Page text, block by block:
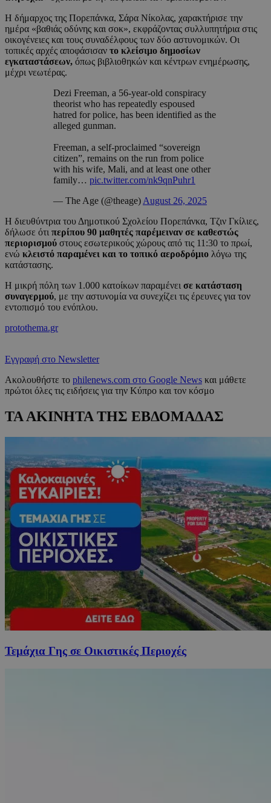
Η δήμαρχος της Πορεπάνκα, Σάρα Νίκολας, χαρακτήρισε την
ημέρα «βαθιάς οδύνης και σοκ», εκφράζοντας συλλυπητήρια στις
οικογένειες και τους συναδέλφους των δύο αστυνομικών. Οι
τοπικές αρχές αποφάσισαν το κλείσιμο δημοσίων
εγκαταστάσεων, όπως βιβλιοθηκών και κέντρων ενημέρωσης,
μέχρι νεωτέρας.
Dezi Freeman, a 56-year-old conspiracy
theorist who has repeatedly espoused
hatred for police, has been identified as the
alleged gunman.⁠ ⁠
Freeman, a self-proclaimed “sovereign
citizen”, remains on the run from police
with his wife, Mali, and at least one other
family… pic.twitter.com/nk9qnPuhr1
— The Age (@theage) August 26, 2025
Η διευθύντρια του Δημοτικού Σχολείου Πορεπάνκα, Τζιν Γκίλιες,
δήλωσε ότι περίπου 90 μαθητές παρέμειναν σε καθεστώς
περιορισμού στους εσωτερικούς χώρους από τις 11:30 το πρωί,
ενώ κλειστό παραμένει και το τοπικό αεροδρόμιο λόγω της
κατάστασης.
Η μικρή πόλη των 1.000 κατοίκων παραμένει σε κατάσταση
συναγερμού, με την αστυνομία να συνεχίζει τις έρευνες για τον
εντοπισμό του ενόπλου.
protothema.gr
Εγγραφή στο Newsletter
Ακολουθήστε το philenews.com στο Google News και μάθετε
πρώτοι όλες τις ειδήσεις για την Κύπρο και τον κόσμο
ΤΑ ΑΚΙΝΗΤΑ ΤΗΣ ΕΒΔΟΜΑΔΑΣ
Τεμάχια Γης σε Οικιστικές Περιοχές